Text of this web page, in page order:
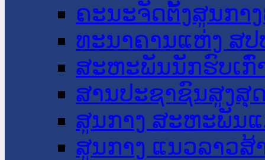
ຄະນະຈັດຕັ້ງສູນກາ
ທະນາຄານແຫ່ງ ສປ
ສະຫະພັນນັກຮົບເກົ່
ສານປະຊາຊົນສູງສຸ
ສູນກາງ ສະຫະພັນ
ສູນກາງ ແນວລາວສ້